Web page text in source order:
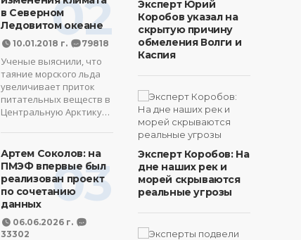
02
в Северном
Ледовитом океане
10.01.2018 г. 79818
Ученые выяснили, что
таяние морского льда
увеличивает приток
питательных веществ в
Центральную Арктику…
03
Артем Соколов: на
ПМЭФ впервые был
реализован проект
по сочетанию
данных
06.06.2026 г.
33302
Эксперт Юрий
Коробов указал на
скрытую причину
обмеления Волги и
Каспия
Эксперт Коробов: На
дне наших рек и
морей скрываются
реальные угрозы